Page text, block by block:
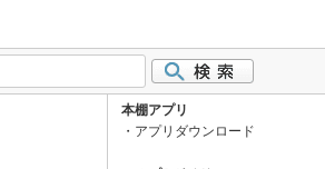
本棚アプリ
アプリダウンロード